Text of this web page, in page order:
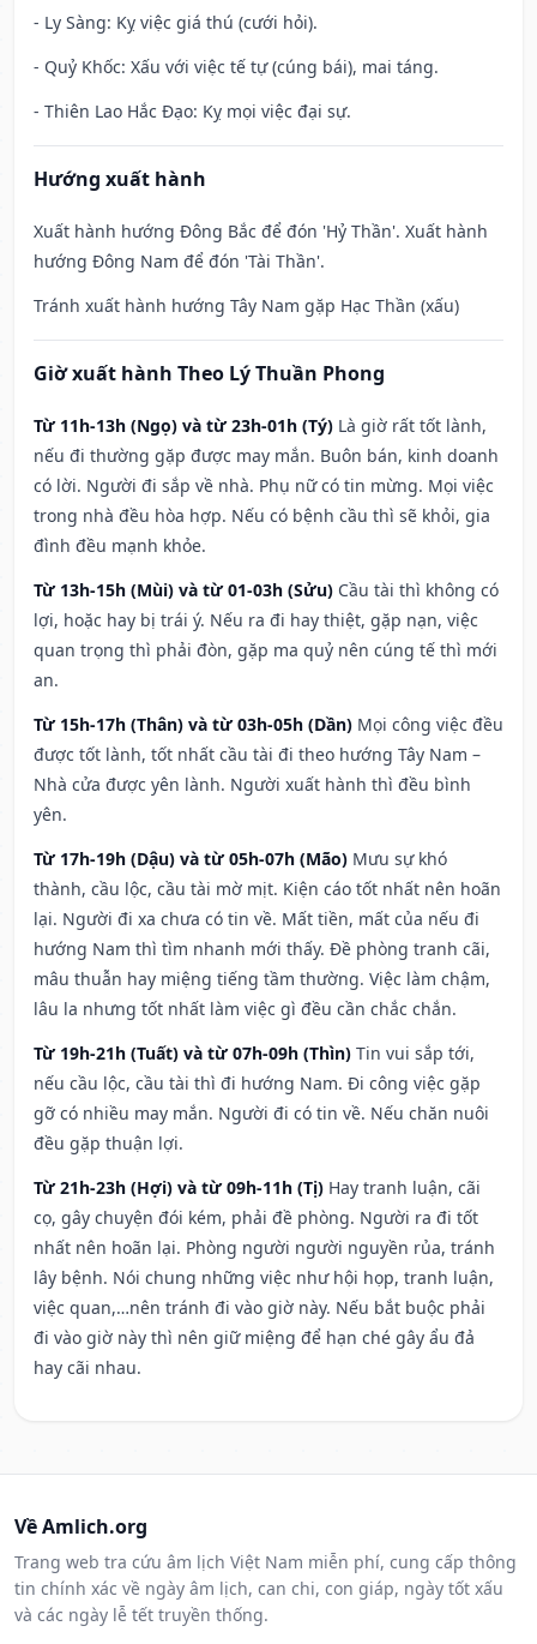
- Ly Sàng: Kỵ việc giá thú (cưới hỏi).
- Quỷ Khốc: Xấu với việc tế tự (cúng bái), mai táng.
- Thiên Lao Hắc Đạo: Kỵ mọi việc đại sự.
Hướng xuất hành
Xuất hành hướng Đông Bắc để đón 'Hỷ Thần'. Xuất hành
hướng Đông Nam để đón 'Tài Thần'.
Tránh xuất hành hướng Tây Nam gặp Hạc Thần (xấu)
Giờ xuất hành Theo Lý Thuần Phong
Từ 11h-13h (Ngọ) và từ 23h-01h (Tý) Là giờ rất tốt lành,
nếu đi thường gặp được may mắn. Buôn bán, kinh doanh
có lời. Người đi sắp về nhà. Phụ nữ có tin mừng. Mọi việc
trong nhà đều hòa hợp. Nếu có bệnh cầu thì sẽ khỏi, gia
đình đều mạnh khỏe.
Từ 13h-15h (Mùi) và từ 01-03h (Sửu) Cầu tài thì không có
lợi, hoặc hay bị trái ý. Nếu ra đi hay thiệt, gặp nạn, việc
quan trọng thì phải đòn, gặp ma quỷ nên cúng tế thì mới
an.
Từ 15h-17h (Thân) và từ 03h-05h (Dần) Mọi công việc đều
được tốt lành, tốt nhất cầu tài đi theo hướng Tây Nam –
Nhà cửa được yên lành. Người xuất hành thì đều bình
yên.
Từ 17h-19h (Dậu) và từ 05h-07h (Mão) Mưu sự khó
thành, cầu lộc, cầu tài mờ mịt. Kiện cáo tốt nhất nên hoãn
lại. Người đi xa chưa có tin về. Mất tiền, mất của nếu đi
hướng Nam thì tìm nhanh mới thấy. Đề phòng tranh cãi,
mâu thuẫn hay miệng tiếng tầm thường. Việc làm chậm,
lâu la nhưng tốt nhất làm việc gì đều cần chắc chắn.
Từ 19h-21h (Tuất) và từ 07h-09h (Thìn) Tin vui sắp tới,
nếu cầu lộc, cầu tài thì đi hướng Nam. Đi công việc gặp
gỡ có nhiều may mắn. Người đi có tin về. Nếu chăn nuôi
đều gặp thuận lợi.
Từ 21h-23h (Hợi) và từ 09h-11h (Tị) Hay tranh luận, cãi
cọ, gây chuyện đói kém, phải đề phòng. Người ra đi tốt
nhất nên hoãn lại. Phòng người người nguyền rủa, tránh
lây bệnh. Nói chung những việc như hội họp, tranh luận,
việc quan,…nên tránh đi vào giờ này. Nếu bắt buộc phải
đi vào giờ này thì nên giữ miệng để hạn ché gây ẩu đả
hay cãi nhau.
Về Amlich.org
Trang web tra cứu âm lịch Việt Nam miễn phí, cung cấp thông
tin chính xác về ngày âm lịch, can chi, con giáp, ngày tốt xấu
và các ngày lễ tết truyền thống.